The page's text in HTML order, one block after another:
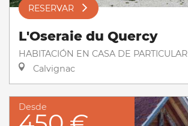
RESERVAR
L'Oseraie du Quercy
HABITACIÓN EN CASA DE PARTICULAR
Calvignac
Desde